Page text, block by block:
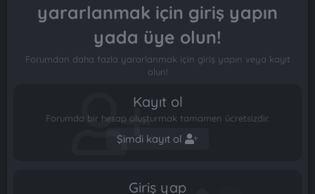
yararlanmak için giriş yapın
yada üye olun!
Forumdan daha fazla yararlanmak için giriş yapın veya kayıt
olun!
Kayıt ol
Forumda bir hesap oluşturmak tamamen ücretsizdir.
Şimdi kayıt ol
Giriş yap